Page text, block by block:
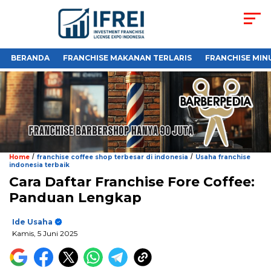
BERANDA FRANCHISE MAKANAN TERLARIS FRANCHISE
Home / franchise coffee shop terbesar di indonesia / Usaha franchise
indonesia terbaik
Cara Daftar Franchise Fore Coffee:
Panduan Lengkap
Ide Usaha
Kamis, 5 Juni 2025